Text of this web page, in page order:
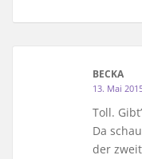
BECKA
13. Mai
Toll.
Da
der